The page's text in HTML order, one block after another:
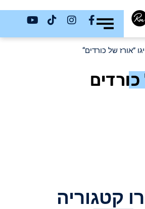
”אורז של כורדים“
קטגוריה